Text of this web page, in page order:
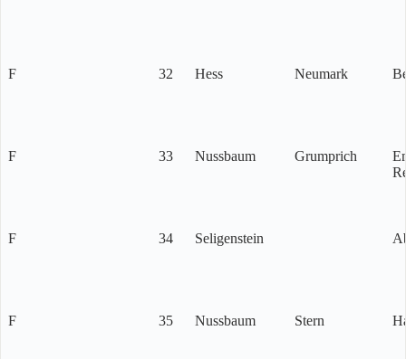
F 32 Hess Neumark
F 33 Nussbaum Grumprich
F 34 Seligenstein
F 35 Nussbaum Stern